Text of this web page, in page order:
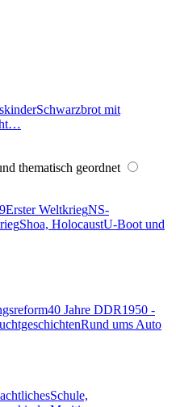
Schwarzbrot mit
thematisch geordnet
Erster WeltkriegNS-
Shoa, HolocaustU-Boot und
40 Jahre DDR1950 -
Rund ums Auto
Schule,